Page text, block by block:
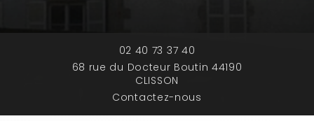
02 40 73 37 40
68 rue du Docteur Boutin 44190
CLISSON
Contactez-nous